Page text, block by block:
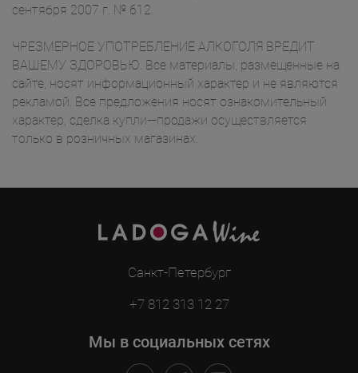
сентября 2007 г. № 612.
ЧРЕЗМЕРНОЕ УПОТРЕБЛЕНИЕ АЛКОГОЛЯ ВРЕДИТ
ВАШЕМУ ЗДОРОВЬЮ. Все материалы, размещенные на
сайте, носят информационный характер и не являются
рекламой. Все предложения носят ознакомительный
характер, сделка купли—продажи осуществляется
только в розничных магазинах.
Санкт-Петербург
+7 812 313 12 27
Мы в социальных сетях